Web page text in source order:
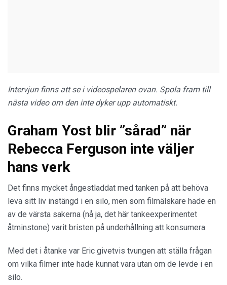
Intervjun finns att se i videospelaren ovan. Spola fram till
nästa video om den inte dyker upp automatiskt.
Graham Yost blir ”sårad” när
Rebecca Ferguson inte väljer
hans verk
Det finns mycket ångestladdat med tanken på att behöva
leva sitt liv instängd i en silo, men som filmälskare hade en
av de värsta sakerna (nå ja, det här tankeexperimentet
åtminstone) varit bristen på underhållning att konsumera.
Med det i åtanke var Eric givetvis tvungen att ställa frågan
om vilka filmer inte hade kunnat vara utan om de levde i en
silo.